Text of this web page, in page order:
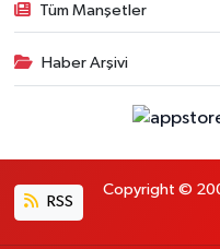
Tüm Manşetler
Haber Arşivi
RSS
Copyright ©